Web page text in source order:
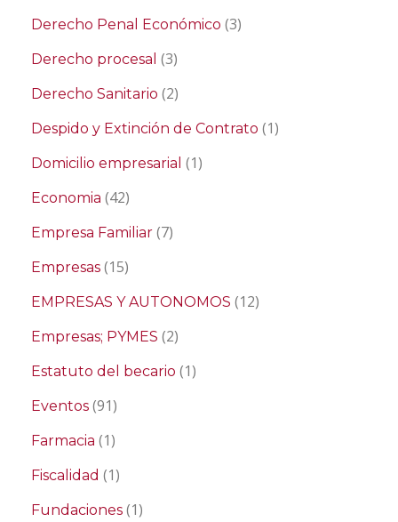
Derecho Penal Económico (3)
Derecho procesal (3)
Derecho Sanitario (2)
Despido y Extinción de Contrato (1)
Domicilio empresarial (1)
Economia (42)
Empresa Familiar (7)
Empresas (15)
EMPRESAS Y AUTONOMOS (12)
Empresas; PYMES (2)
Estatuto del becario (1)
Eventos (91)
Farmacia (1)
Fiscalidad (1)
Fundaciones (1)